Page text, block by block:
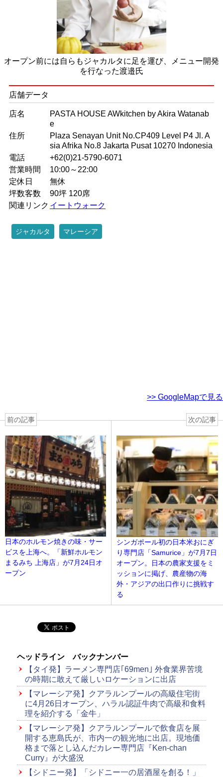
オープン前には自らもジャカルタに足を運び、メニュー開発
を行なった渡邉氏
店舗データ
店名
PASTA HOUSE AWkitchen by Akira Watanab
e
住所
Plaza Senayan Unit No.CP409 Level P4 Jl. A
sia Afrika No.8 Jakarta Pusat 10270 Indonesia
電話
+62(0)21-5790-6071
営業時間
10:00～22:00
定休日
無休
坪数客数
90坪 120席
関連リンク イートウォーク
ジャカルタ マレーシア
>> GoogleMapで見る
前の記事
日本のホルモン焼きの味・サー
ビスを上海へ。「新鮮ホルモン
まるみち 上海店」が7月24日オ
ープン
次の記事
シンガポール初の日本米おにぎ
り専門店「Samurice」が7月7日
オープン。日本の農家支援をミ
ッションに掲げ、農産物の海
外・アジアの出口作りに挑戦す
る
ヘッドライン バックナンバー
【タイ発】ラーメン専門店｢69men｣ 外食業界苦境
の時期に敢えて厳しいロケーションに出店
【マレーシア発】クアラルンプールの高級住宅街
に4月26日オープン、ハラル認証牛肉で高級和食料
理を紹介する「金牛」
【マレーシア発】クアラルンプールで飲食店を展
開する恵島氏が、市内一の観光地に出店。現地価
格まで落とし込んだカレー専門店『Ken-chan
Curry』が大盛況
【シドニー発】「シドニー一の居酒屋を創る！」